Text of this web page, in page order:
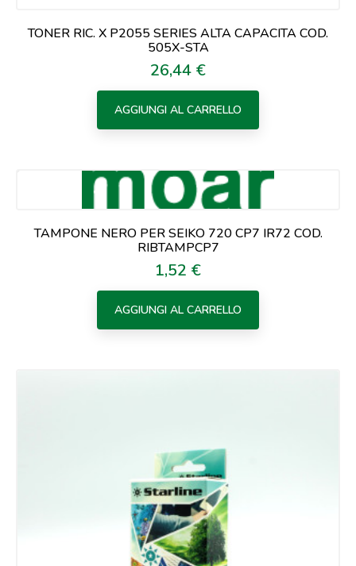
TONER RIC. X P2055 SERIES ALTA CAPACITA COD.
505X-STA
Prezzo
26,44 €
AGGIUNGI AL CARRELLO
TAMPONE NERO PER SEIKO 720 CP7 IR72 COD.
RIBTAMPCP7
Prezzo
1,52 €
AGGIUNGI AL CARRELLO